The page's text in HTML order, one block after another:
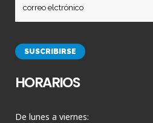
HORARIOS
De lunes a viernes: